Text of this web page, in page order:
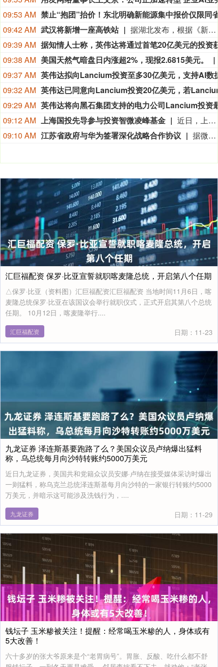
09:53 AM
09:42 AM 武汉将新增一座高铁站
据湖北发布，根据《新建合肥至武汉高速铁路长江新区站站房工程及天河站站区相关工程HWZF-1(HBSJ-202401TL-010023001)资审文件公告》，长江新区站计划开工时间和竣工时间均已明确：计划开工日期2026年9月1日，计划竣工日期2028年6月30日，计划工期668日历天。长江新区站位于武汉中北部，北靠黄陂区，南依长江新城。车站西距武汉天河站22.86km，东距红安站24.726km。
09:39 AM
09:38 AM 美国天然气暗盘日内涨超2%，现报2.6815美元。
09:37 AM
09:32 AM
09:29 AM
09:12 AM 上海国投先导参与投资智微凌峰基金
近日，上海国投先导公示对上海智微凌峰创业投资合伙企业（有限合伙）（简称“智微凌峰基金”）的投资。该基金由智微资本担任管理人，目标规模30亿元。LP阵容汇聚中微公司、澜起科技等半导体龙头的旗下平台，工业X射线检测领域企业日联科技的子公司，以及地方国资平台，形成“产业资本+国有资本”的深度联合。智微凌峰基金以半导体设备、零部件、材料及先进封装等集成电路核心环节为主攻方向，重点挖掘“卡脖子”领域的“隐形冠军”。
09:10 AM 江苏省政府与华为签署深化战略合作协议 据微讯江苏消息，8月6日，江苏省政府与华为技术有限公司在南京签署深化战略合作协议。根据协议，双方将协同推进人工智能公共算力中心、城市公共云、数据基础设施、人工智能赋能科学研究及社会治理等重点领域建设，并在鸿蒙PC产业和国产化计算产业创新、开源鸿蒙产业和生态构建、数智专业人才培育等方面深化合作，共同打造“人工智能+”创新策源地与产业新高地。
汇巨福配资 保罗·比亚宣誓就职喀麦隆总统，开启第八个任期
△保罗·比亚（资料图）汇巨福配资汇巨福配资 当地时间11月6日，喀
麦隆总统保罗·比亚在该国议会举行就职仪式，正式开启其第八个总统
任期。 10月12日，喀麦隆举行....
汇巨福配资 日期：11-23
九龙证券 泽连斯基要跑路了么？美国众议员卢纳爆出猛料
称，乌总统每月向沙特转账约5000万美元
近日九龙证券，美国共和党籍众议员安娜·卢纳在接受媒体采访时爆出
一则猛料，称乌克兰总统泽连斯基每月向沙特的一家银行转账约5000
万美元，并暗示这可能涉及洗钱行为，....
九龙证券 日期：11-29
钱坛子 玉米糁被关注！提醒：经常喝玉米糁的人，身体或有
5大改善！
六十多岁的张大爷原来是个“老胃病号”。胃胀、反酸、吃什么都不舒